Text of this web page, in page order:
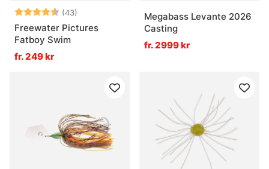
Betyg: (43)
4.9 utav 5 stjärnor
Freewater Pictures
Fatboy Swim
fr. 249 kr
Megabass Levante 2026
Casting
fr. 2999 kr